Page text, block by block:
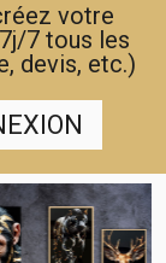
votre
7 tous les
devis, etc.)